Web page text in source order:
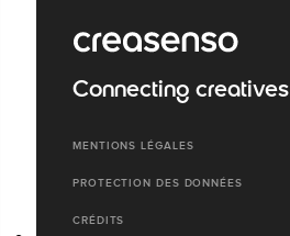
Connecting creatives
MENTIONS LÉGALES
PROTECTION DES DONNÉES
CRÉDITS